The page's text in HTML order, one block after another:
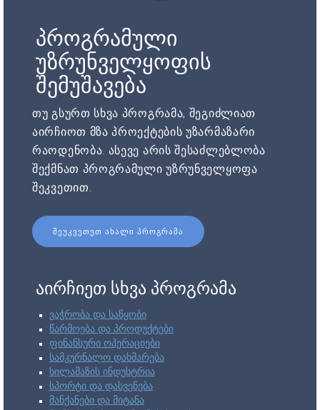
პროგრამული
უზრუნველყოფის
შემუშავება
თუ გსურთ სხვა პროგრამა, შეგიძლიათ
აირჩიოთ მზა პროექტების უზარმაზარი
რაოდენობა. ასევე არის შესაძლებლობა
შექმნათ პროგრამული უზრუნველყოფა
შეკვეთით.
ᲨᲔᲣᲙᲕᲔᲗᲔᲗ ᲐᲮᲐᲚᲘ ᲞᲠᲝᲒᲠᲐᲛᲐ
აირჩიეთ სხვა პროგრამა
ვაჭრობა და საწყობი
წარმოება და პროდუქტები
ფინანსური ოპერაციები
სამკურნალო დახმარება
სილამაზის ინდუსტრია
სპორტი და დასვენება
მანქანები და მიტანა